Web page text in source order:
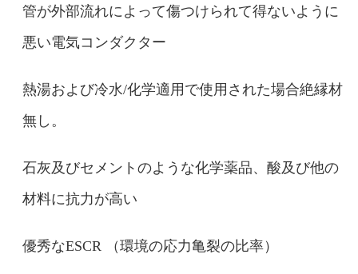
管が外部流れによって傷つけられて得ないように
悪い電気コンダクター
熱湯および冷水/化学適用で使用された場合絶縁材
無し。
石灰及びセメントのような化学薬品、酸及び他の
材料に抗力が高い
優秀なESCR （環境の応力亀裂の比率）